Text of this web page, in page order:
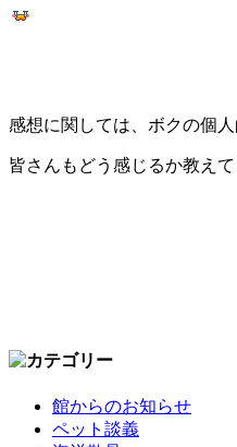
感想に関しては、ボクの個
皆さんもどう感じるか教え
館からのお知らせ
ペット談義